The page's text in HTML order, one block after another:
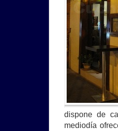
dispone de
mediodía